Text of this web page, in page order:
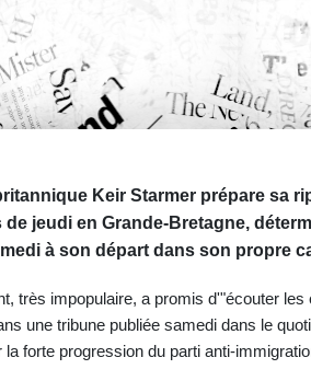
Keir Starmer prépare sa
jeudi en Grande-Bretagne,
à son départ dans son propre
très impopulaire, a promis d'"écouter
une tribune publiée samedi dans le
forte progression du parti anti-